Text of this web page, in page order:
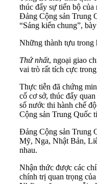
thúc đẩy sự tiến bộ
Đảng Cộng sản Trung
“Sáng kiến chung”,
Những thành tựu trong
Thứ nhất, ngoại giao
vai trò rất tích cực
Thực tiễn đã chứng
cố cơ sở, thúc đẩy
số nước thi hành chế
Cộng sản Trung Quốc
Đảng Cộng sản Trung
Mỹ, Nga, Nhật Bản,
nhau.
Nhận thức được các
chính trị quan trọng